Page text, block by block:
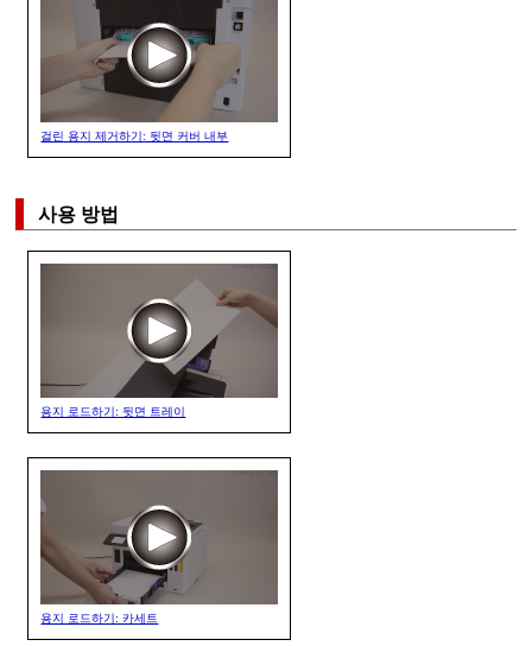
걸린 용지 제거하기: 뒷면 커버 내부
사용 방법
용지 로드하기: 뒷면 트레이
용지 로드하기: 카세트